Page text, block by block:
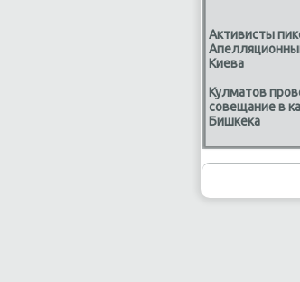
Активисты
Киева
Кулматов
совещание в
Бишкека